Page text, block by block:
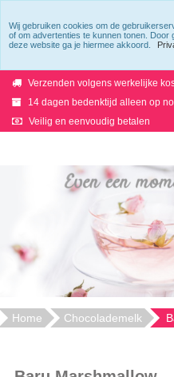
Verzending binnen 5 werkdagen
Verzenden volgens werkelijke
14 dagen bedenktijd alleen op
Veilig en eenvoudig betalen
Home Chocolademelk
Wij gebruiken cookies om de
of om advertenties te kunnen tonen. Door
deze website ga je hiermee akkoord.